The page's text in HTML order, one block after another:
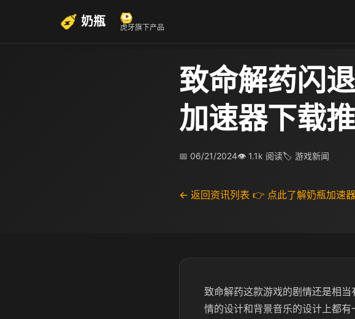
奶瓶 虎牙旗下产品
致命解药闪
加速器下载
📅 06/21/2024👁 1.1k 阅读🏷 游戏新闻
← 返回资讯列表 👉 点此了解奶瓶加速器
致命解药这款游戏的剧情还是相
情的设计和背景音乐的设计上都